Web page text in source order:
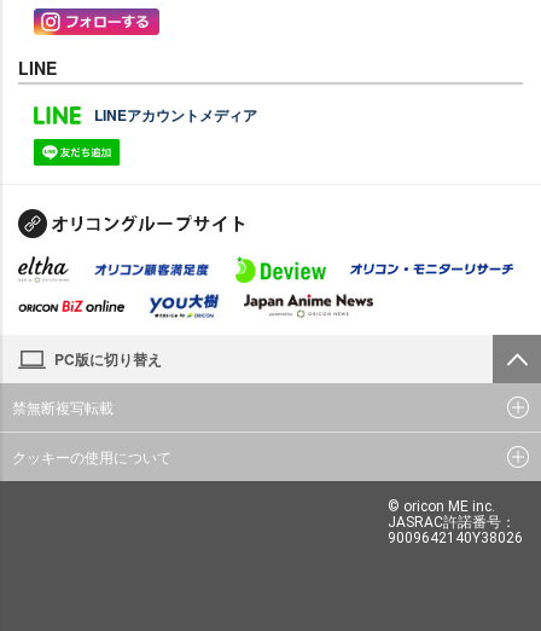
LINE
LINEアカウントメディア
PC版に切り替え
禁無断複写転載
クッキーの使用について
© oricon ME inc.
JASRAC許諾番号：
9009642140Y38026